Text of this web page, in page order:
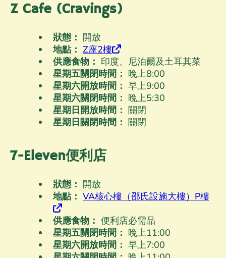
Z Cafe (Cravings)
狀態： 開放
地點： Z座2樓
供應食物： 印度、尼泊爾及土耳其菜
星期五關閉時間： 晚上8:00
星期六開放時間： 早上9:00
星期六關閉時間： 晚上5:30
星期日開放時間： 關閉
星期日關閉時間： 關閉
7-Eleven便利店
狀態： 開放
地點： VA核心樓（邵氏設施大樓）P樓
供應食物： 便利店必需品
星期五關閉時間： 晚上11:00
星期六開放時間： 早上7:00